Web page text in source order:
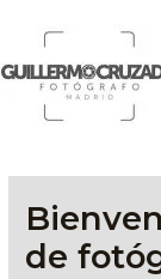
contenido
de